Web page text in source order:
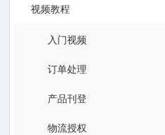
视频教程
入门视频
订单处理
产品刊登
物流授权